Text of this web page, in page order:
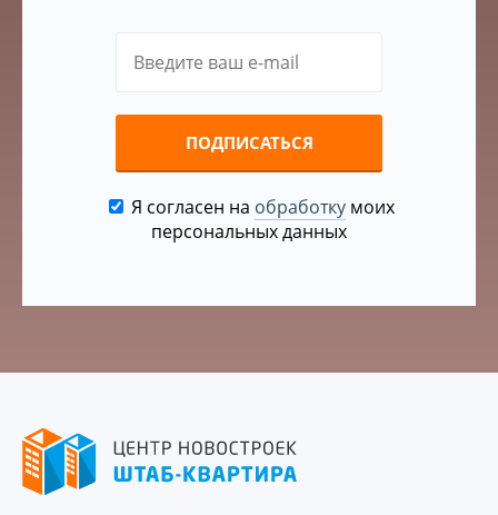
ПОДПИСАТЬСЯ
Я согласен на обработкумоих
персональных данных